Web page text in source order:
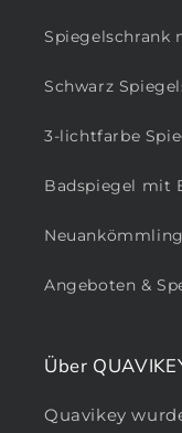
Spiegelschrank
Schwarz
3-lichtfarbe
Badspiegel mit
Angeboten &
Über
Quavikey